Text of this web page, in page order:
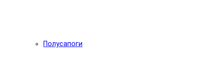
Полусапоги